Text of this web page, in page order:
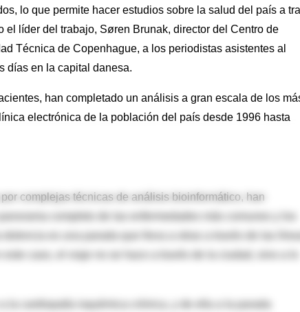
lo que permite hacer estudios sobre la salud del país a
líder del trabajo, Søren Brunak, director del Centro de
Técnica de Copenhague, a los periodistas asistentes al
días en la capital danesa.
han completado un análisis a gran escala de los
electrónica de la población del país desde 1996 hasta
complejas técnicas de análisis bioinformático, han
caso, el viaje no se hace a través de la ciudad, sino a lo
la cardiopatía isquémica crónica, y de ella a la parada